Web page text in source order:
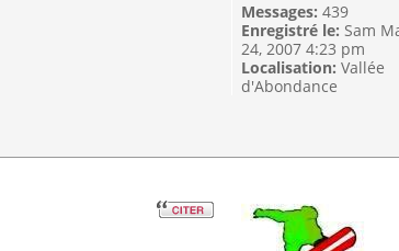
Messages: 439
Enregistré le: Sam
24, 2007 4:23 pm
Localisation: Vallée
d'Abondance